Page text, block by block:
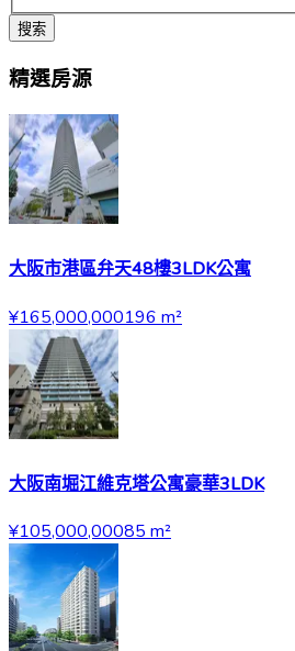
搜索
精選房源
大阪市港區弁天48樓3LDK公寓
¥165,000,000196 m²
大阪南堀江維克塔公寓豪華3LDK
¥105,000,00085 m²